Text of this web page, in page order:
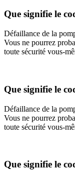
Que signifie le
Défaillance de la
Vous ne pourrez
toute sécurité vous-
Que signifie le
Défaillance de la
Vous ne pourrez
toute sécurité vous-
Que signifie le